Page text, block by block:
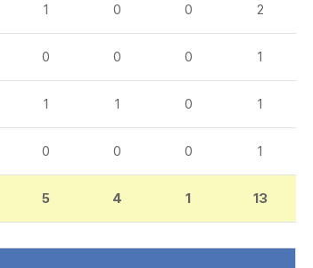
1 0 0 2
0 0 0 1
1 1 0 1
0 0 0 1
5 4 1 13